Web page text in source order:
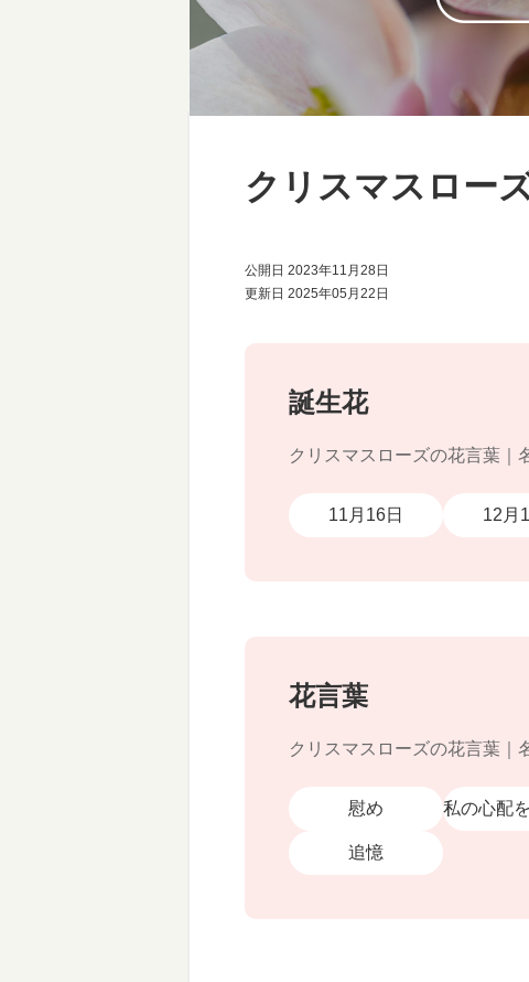
クリスマスロー
公開日 2023年11月28日
更新日 2025年05月22日
誕生花
クリスマスローズの花言葉｜
11月16日 12月
花言葉
クリスマスローズの花言葉｜
慰め 私の心配
追憶